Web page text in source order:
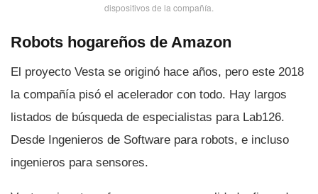
dispositivos de la compañí­a.
Robots hogareños de Amazon
El proyecto Vesta se originó hace años, pero este 2018
la compañí­a pisó el acelerador con todo. Hay largos
listados de búsqueda de especialistas para Lab126.
Desde Ingenieros de Software para robots, e incluso
ingenieros para sensores.